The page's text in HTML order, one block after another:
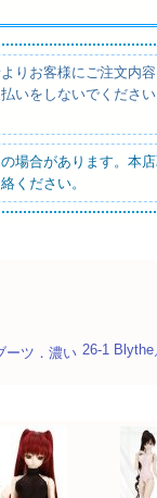
りお客様にご注文内
いをしないでくださ
場合があります。本
ください。
ーツ．濃い 26-1 Blythe